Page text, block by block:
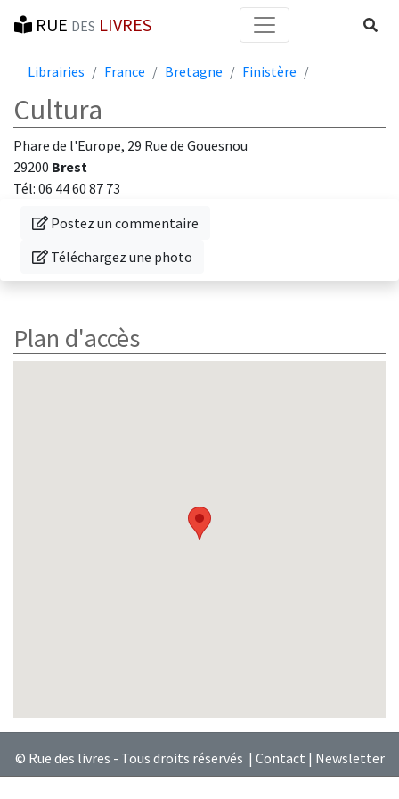
RUE DES LIVRES
Librairies France Bretagne Finistère
Cultura
Phare de l'Europe, 29 Rue de Gouesnou
29200 Brest
Tél: 06 44 60 87 73
Donnez votre avis sur cette librairie
Postez un commentaire
Téléchargez une photo de cette librairie
Téléchargez une photo
Plan d'accès
© Rue des livres - Tous droits réservés | Contact | Newsletter